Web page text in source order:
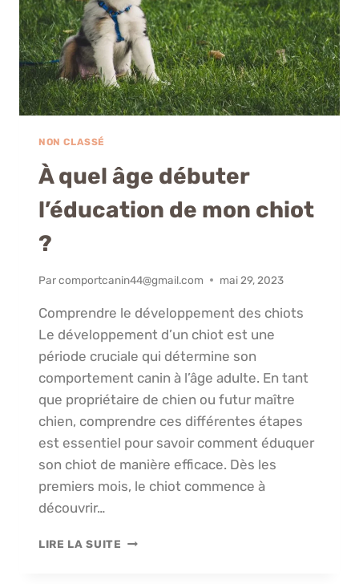
NON CLASSÉ
À quel âge débuter
l’éducation de mon chiot
?
Parcomportcanin44@gmail.com mai 29, 2023
Comprendre le développement des chiots
Le développement d’un chiot est une
période cruciale qui détermine son
comportement canin à l’âge adulte. En tant
que propriétaire de chien ou futur maître
chien, comprendre ces différentes étapes
est essentiel pour savoir comment éduquer
son chiot de manière efficace. Dès les
premiers mois, le chiot commence à
découvrir…
LIRE LA SUITE